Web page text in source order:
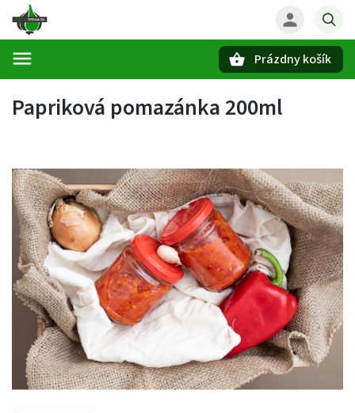
Prázdny košík
Papriková pomazánka 200ml